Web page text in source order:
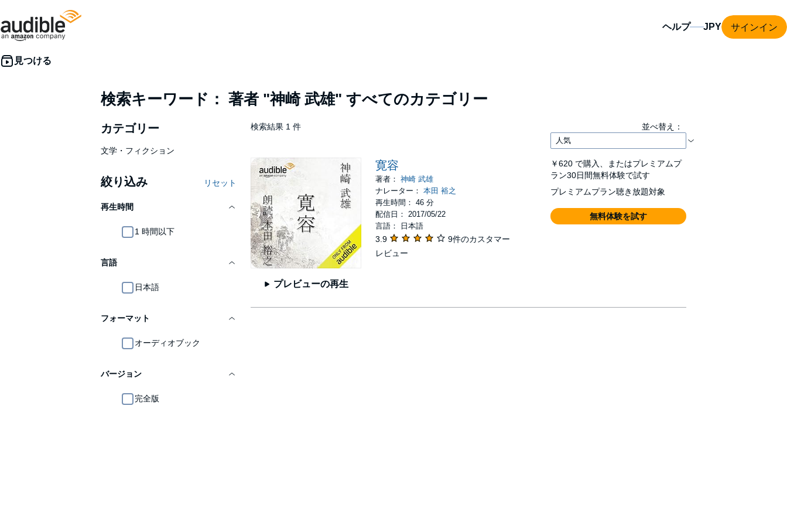
ヘルプ サインイン
検索キーワード： 著者 "神崎 武雄" すべてのカテゴリー
カテゴリー
文学・フィクション
絞り込み リセット
再生時間
1 時間以下
言語
日本語
フォーマット
オーディオブック
バージョン
完全版
検索結果 1 件 並べ替え：
プレビューの再生
寛容
著者：神崎 武雄
ナレーター：本田 裕之
再生時間： 46 分
配信日： 2017/05/22
言語： 日本語
3.9
9件のカスタマー
レビュー
￥620 で購入、またはプレミアムプ
ラン30日間無料体験で試す
プレミアムプラン聴き放題対象
無料体験を試す